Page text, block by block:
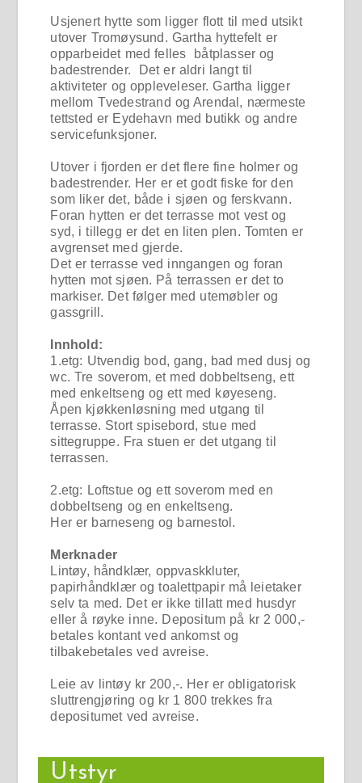
Usjenert hytte som ligger flott til med utsikt
utover Tromøysund. Gartha hyttefelt er
opparbeidet med felles båtplasser og
badestrender. Det er aldri langt til
aktiviteter og oppleveleser. Gartha ligger
mellom Tvedestrand og Arendal, nærmeste
tettsted er Eydehavn med butikk og andre
servicefunksjoner.
Utover i fjorden er det flere fine holmer og
badestrender. Her er et godt fiske for den
som liker det, både i sjøen og ferskvann.
Foran hytten er det terrasse mot vest og
syd, i tillegg er det en liten plen. Tomten er
avgrenset med gjerde.
Det er terrasse ved inngangen og foran
hytten mot sjøen. På terrassen er det to
markiser. Det følger med utemøbler og
gassgrill.
Innhold:
1.etg: Utvendig bod, gang, bad med dusj og
wc. Tre soverom, et med dobbeltseng, ett
med enkeltseng og ett med køyeseng.
Åpen kjøkkenløsning med utgang til
terrasse. Stort spisebord, stue med
sittegruppe. Fra stuen er det utgang til
terrassen.
2.etg: Loftstue og ett soverom med en
dobbeltseng og en enkeltseng.
Her er barneseng og barnestol.
Merknader
Lintøy, håndklær, oppvaskkluter,
papirhåndklær og toalettpapir må leietaker
selv ta med. Det er ikke tillatt med husdyr
eller å røyke inne. Depositum på kr 2 000,-
betales kontant ved ankomst og
tilbakebetales ved avreise.
Leie av lintøy kr 200,-. Her er obligatorisk
sluttrengjøring og kr 1 800 trekkes fra
depositumet ved avreise.
Utstyr